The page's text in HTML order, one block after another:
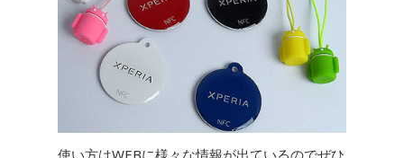
使い方はWEBに様々な情報が出ているのでぜひ